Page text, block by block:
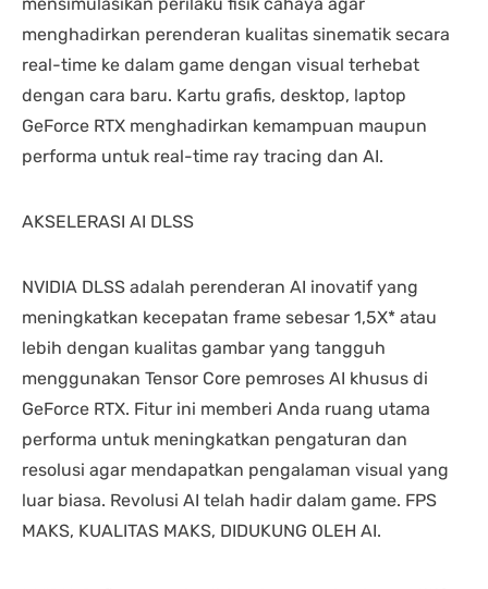
menghadirkan perenderan kualitas sinematik secara
real-time ke dalam game dengan visual terhebat
dengan cara baru. Kartu grafis, desktop, laptop
GeForce RTX menghadirkan kemampuan maupun
performa untuk real-time ray tracing dan AI.
AKSELERASI AI DLSS
NVIDIA DLSS adalah perenderan AI inovatif yang
meningkatkan kecepatan frame sebesar 1,5X* atau
lebih dengan kualitas gambar yang tangguh
menggunakan Tensor Core pemroses AI khusus di
GeForce RTX. Fitur ini memberi Anda ruang utama
performa untuk meningkatkan pengaturan dan
resolusi agar mendapatkan pengalaman visual yang
luar biasa. Revolusi AI telah hadir dalam game. FPS
MAKS, KUALITAS MAKS, DIDUKUNG OLEH AI.